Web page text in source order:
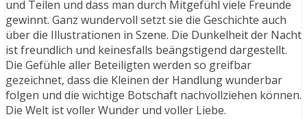
und Teilen und dass man durch Mitgefühl viele Freunde
gewinnt. Ganz wundervoll setzt sie die Geschichte auch
über die Illustrationen in Szene. Die Dunkelheit der Nacht
ist freundlich und keinesfalls beängstigend dargestellt.
Die Gefühle aller Beteiligten werden so greifbar
gezeichnet, dass die Kleinen der Handlung wunderbar
folgen und die wichtige Botschaft nachvollziehen können.
Die Welt ist voller Wunder und voller Liebe.